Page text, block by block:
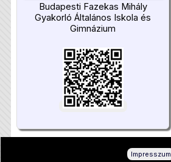
Budapesti Fazekas Mihály
Gyakorló Általános Iskola és
Gimnázium
Impresszum